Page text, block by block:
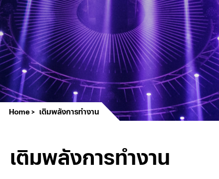
Home เติมพลังการทำงาน
เติมพลังการทำงาน